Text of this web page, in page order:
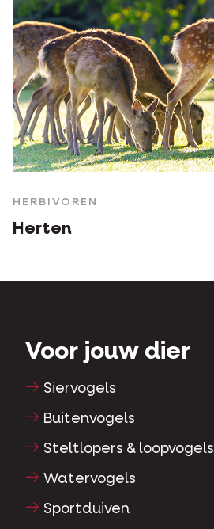
HERBIVOREN
Herten
Voor jouw dier
Siervogels
Buitenvogels
Steltlopers & loopvogels
Watervogels
Sportduiven